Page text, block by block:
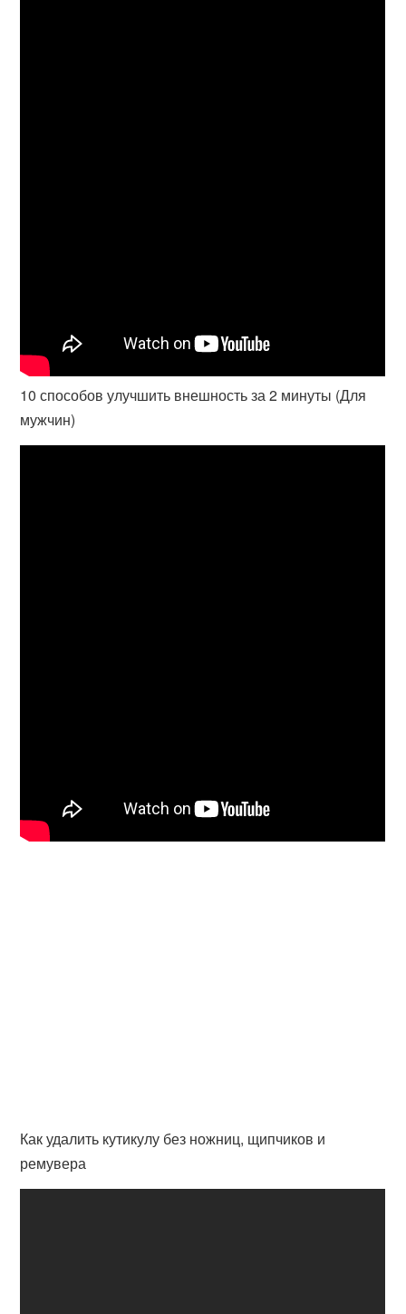
10 способов улучшить внешность за 2 минуты (Для
мужчин)
Как удалить кутикулу без ножниц, щипчиков и
ремувера